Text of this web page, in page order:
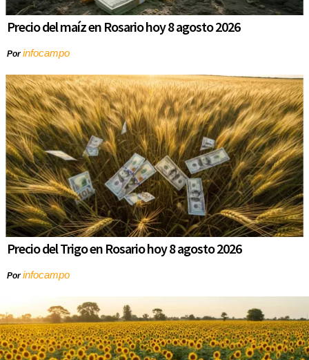
Precio del maíz en Rosario hoy 8 agosto 2026
Porinfocampo
Precio del Trigo en Rosario hoy 8 agosto 2026
Porinfocampo